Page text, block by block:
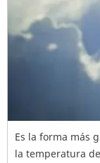
Es la forma más
la temperatura